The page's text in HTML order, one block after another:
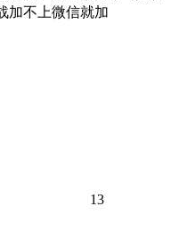
加不上微信就加
13